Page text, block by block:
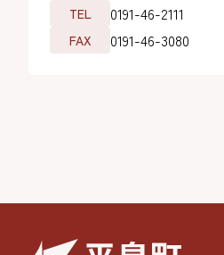
TEL
0191-46-2111
FAX 0191-46-3080